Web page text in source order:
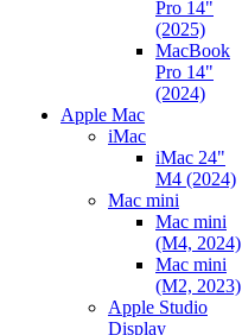
Pro 14"
(2025)
MacBook
Pro 14"
(2024)
Apple Mac
iMac
iMac 24"
M4 (2024)
Mac mini
Mac mini
(M4, 2024)
Mac mini
(M2, 2023)
Apple Studio
Display